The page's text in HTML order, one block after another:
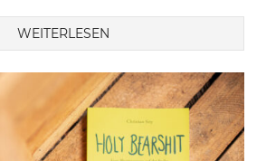
WEITERLESEN